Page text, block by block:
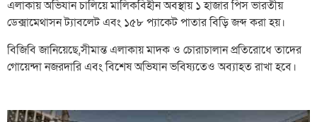
এলাকায় অভিযান চালিয়ে মালিকবিহীন অবস্থায় ১ হাজার পিস ভারতীয়
ডেক্সামেথাসন ট্যাবলেট এবং ১৫৮ প্যাকেট পাতার বিড়ি জব্দ করা হয়।
বিজিবি জানিয়েছে,সীমান্ত এলাকায় মাদক ও চোরাচালান প্রতিরোধে তাদের
গোয়েন্দা নজরদারি এবং বিশেষ অভিযান ভবিষ্যতেও অব্যাহত রাখা হবে।